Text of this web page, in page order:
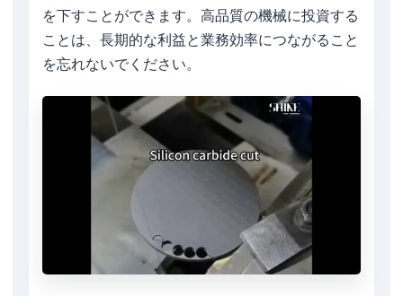
を下すことができます。高品質の機械に投資する
ことは、長期的な利益と業務効率につながること
を忘れないでください。